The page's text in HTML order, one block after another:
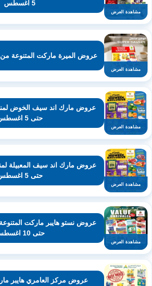
مشاهدة العرض
5 اغسطس
مشاهدة العرض
عروض الميرة ماركت المتنوعة من 3 حتى 12 اغسطس
مشاهدة العرض
حتى 5 اغسطس
مشاهدة العرض
حتى 5 اغسطس
مشاهدة العرض
حتى 10 اغسطس